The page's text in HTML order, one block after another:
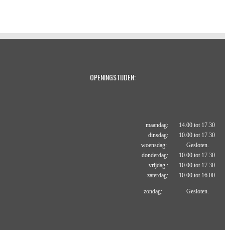
OPENINGSTIJDEN:
maandag: 14.00 tot 17.30
dinsdag: 10.00 tot 17.30
woensdag: Gesloten.
donderdag: 10.00 tot 17.30
vrijdag : 10.00 tot 17.30
zaterdag: 10.00 tot 16.00
zondag: Gesloten.